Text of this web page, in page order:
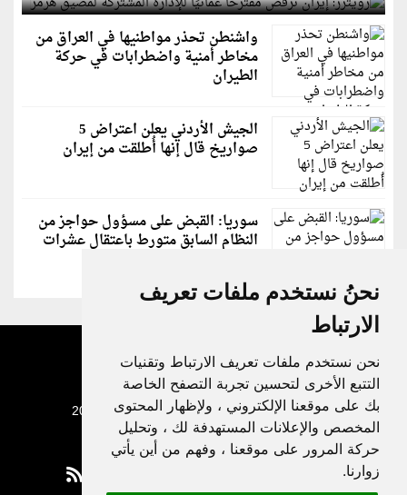
نحنُ نستخدم ملفات تعريف
الارتباط
نحن نستخدم ملفات تعريف الارتباط وتقنيات
التتبع الأخرى لتحسين تجربة التصفح الخاصة
بك على موقعنا الإلكتروني ، ولإظهار المحتوى
المخصص والإعلانات المستهدفة لك ، وتحليل
حركة المرور على موقعنا ، وفهم من أين يأتي
زوارنا.
واشنطن تحذر مواطنيها في العراق من
مخاطر أمنية واضطرابات في حركة
الطيران
الجيش الأردني يعلن اعتراض 5
صواريخ قال إنها أُطلقت من إيران
سوريا: القبض على مسؤول حواجز من
النظام السابق متورط باعتقال عشرات
جميع الحقوق محفوظة لدنيا الوطن © 2003 - 2022